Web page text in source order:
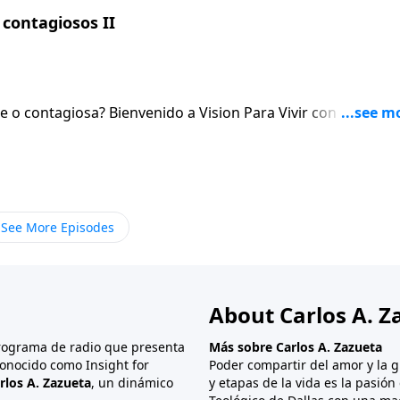
II
Para Vivir con el pastor
See More Episodes
de radio que presenta
como Insight for
A. Zazueta, un dinámico
About Carlos A.
Más sobre Carlos A. Zazueta
Poder compartir del amor y la
y etapas de la vida es la